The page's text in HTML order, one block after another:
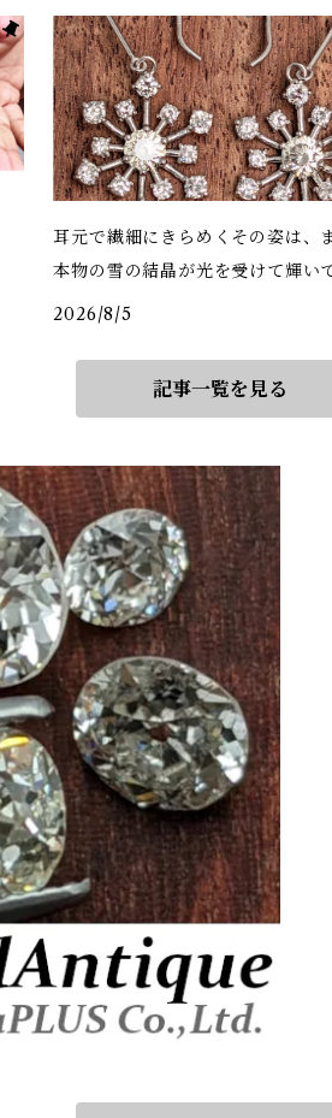
耳元で繊細にきらめくその姿は、
本物の雪の結晶が光を受けて輝い
かのよう
2026/8/5
記事一覧を見る